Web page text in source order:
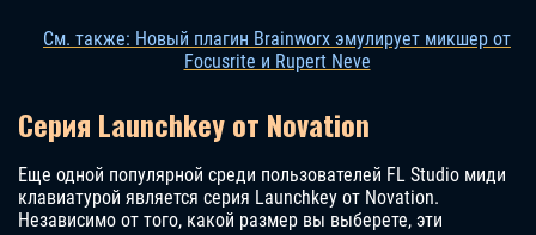
См. также: Новый плагин Brainworx эмулирует микшер от
Focusrite и Rupert Neve
Серия Launchkey от Novation
Еще одной популярной среди пользователей FL Studio миди
клавиатурой является серия Launchkey от Novation.
Независимо от того, какой размер вы выберете, эти